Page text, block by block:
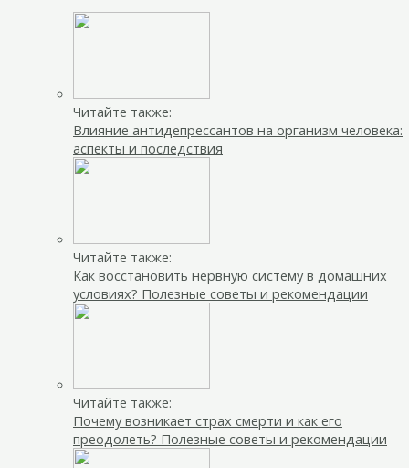
Читайте также:
Влияние антидепрессантов на организм человека:
аспекты и последствия
Читайте также:
Как восстановить нервную систему в домашних
условиях? Полезные советы и рекомендации
Читайте также:
Почему возникает страх смерти и как его
преодолеть? Полезные советы и рекомендации